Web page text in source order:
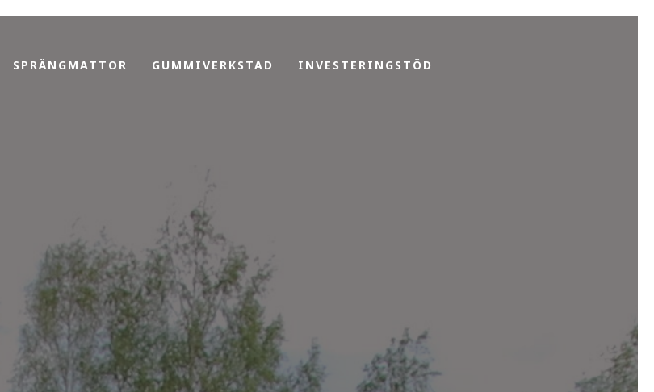
SPRÄNGMATTOR GUMMIVERKSTAD INVESTERINGSTÖD